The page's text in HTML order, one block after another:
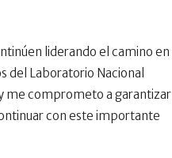
liderando el camino en
del Laboratorio Nacional
me comprometo a garantizar
con este importante